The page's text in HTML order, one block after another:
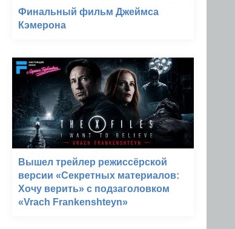
Финальный фильм Джеймса
Кэмерона
Вышел трейлер режиссёрской
версии «Секретных материалов:
Хочу верить» с подзаголовком
«Vrach Frankenshteyn»